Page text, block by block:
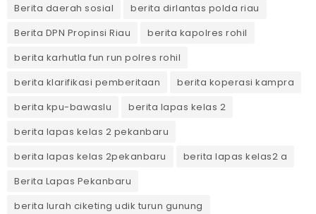
Berita daerah sosial
berita dirlantas polda riau
Berita DPN Propinsi Riau
berita kapolres rohil
berita karhutla fun run polres rohil
berita klarifikasi pemberitaan
berita koperasi kampra
berita kpu-bawaslu
berita lapas kelas 2
berita lapas kelas 2 pekanbaru
berita lapas kelas 2pekanbaru
berita lapas kelas2 a
Berita Lapas Pekanbaru
berita lurah ciketing udik turun gunung